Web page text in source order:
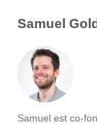
Samuel
Samuel est co-